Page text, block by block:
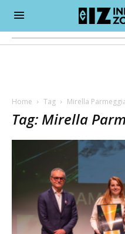
Home Tag Mirella
Tag: Mirella